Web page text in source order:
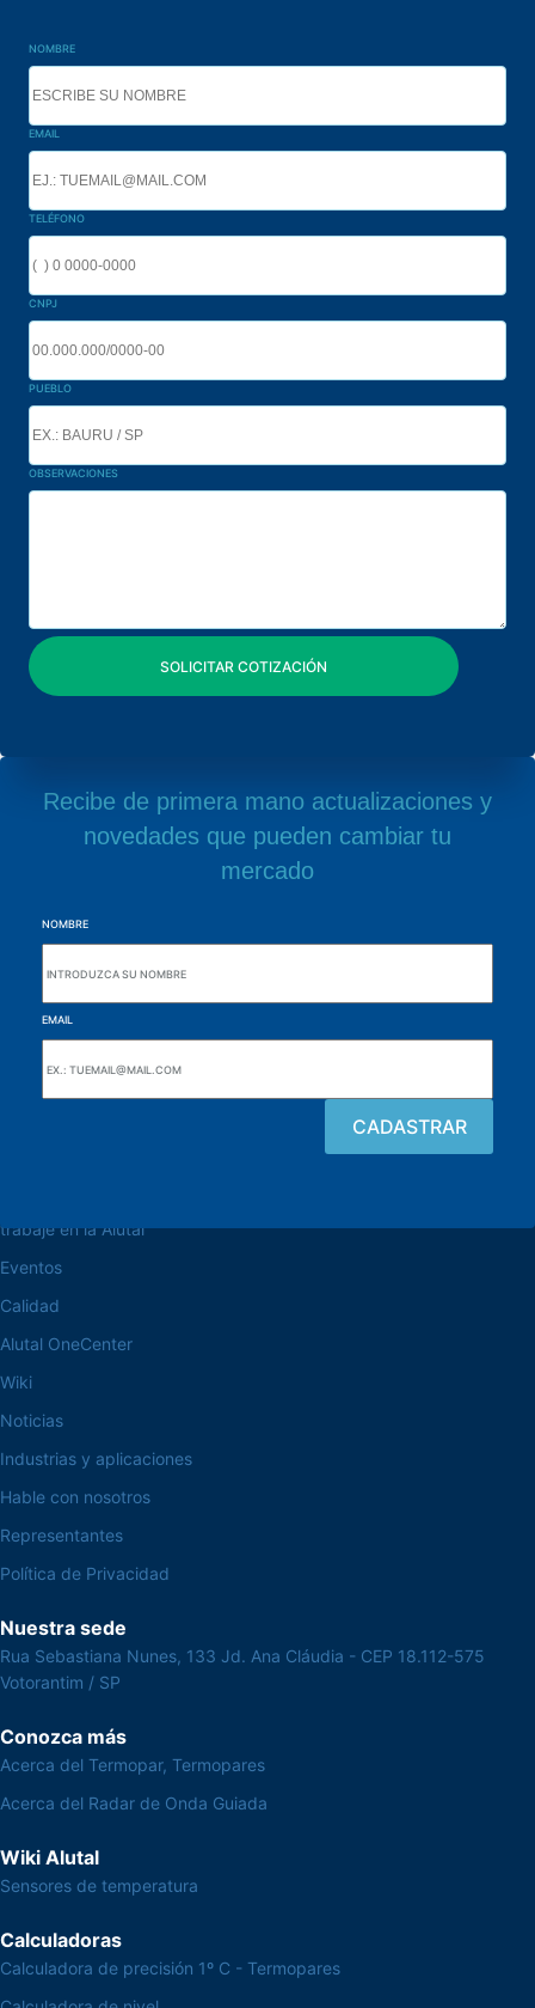
NOMBRE
EMAIL
TELÉFONO
CNPJ
PUEBLO
OBSERVACIONES
Recibe de primera mano actualizaciones y
novedades que pueden cambiar tu
mercado
NOMBRE
EMAIL
trabaje en la Alutal
Eventos
Calidad
Alutal OneCenter
Wiki
Noticias
Industrias y aplicaciones
Hable con nosotros
Representantes
Política de Privacidad
Nuestra sede
Rua Sebastiana Nunes, 133 Jd. Ana Cláudia - CEP 18.112-575
Votorantim / SP
Conozca más
Acerca del Termopar, Termopares
Acerca del Radar de Onda Guiada
Wiki Alutal
Sensores de temperatura
Calculadoras
Calculadora de precisión 1º C - Termopares